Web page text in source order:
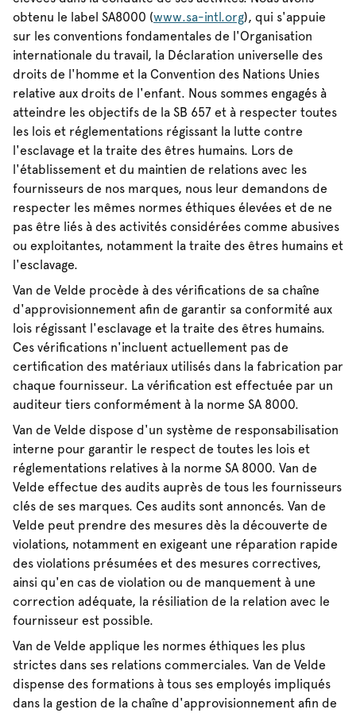
obtenu le label SA8000 (www.sa-intl.org), qui s'appuie
sur les conventions fondamentales de l'Organisation
internationale du travail, la Déclaration universelle des
droits de l'homme et la Convention des Nations Unies
relative aux droits de l'enfant. Nous sommes engagés à
atteindre les objectifs de la SB 657 et à respecter toutes
les lois et réglementations régissant la lutte contre
l'esclavage et la traite des êtres humains. Lors de
l'établissement et du maintien de relations avec les
fournisseurs de nos marques, nous leur demandons de
respecter les mêmes normes éthiques élevées et de ne
pas être liés à des activités considérées comme abusives
ou exploitantes, notamment la traite des êtres humains et
l'esclavage.
Van de Velde procède à des vérifications de sa chaîne
d'approvisionnement afin de garantir sa conformité aux
lois régissant l'esclavage et la traite des êtres humains.
Ces vérifications n'incluent actuellement pas de
certification des matériaux utilisés dans la fabrication par
chaque fournisseur. La vérification est effectuée par un
auditeur tiers conformément à la norme SA 8000.
Van de Velde dispose d'un système de responsabilisation
interne pour garantir le respect de toutes les lois et
réglementations relatives à la norme SA 8000. Van de
Velde effectue des audits auprès de tous les fournisseurs
clés de ses marques. Ces audits sont annoncés. Van de
Velde peut prendre des mesures dès la découverte de
violations, notamment en exigeant une réparation rapide
des violations présumées et des mesures correctives,
ainsi qu'en cas de violation ou de manquement à une
correction adéquate, la résiliation de la relation avec le
fournisseur est possible.
Van de Velde applique les normes éthiques les plus
strictes dans ses relations commerciales. Van de Velde
dispense des formations à tous ses employés impliqués
dans la gestion de la chaîne d'approvisionnement afin de